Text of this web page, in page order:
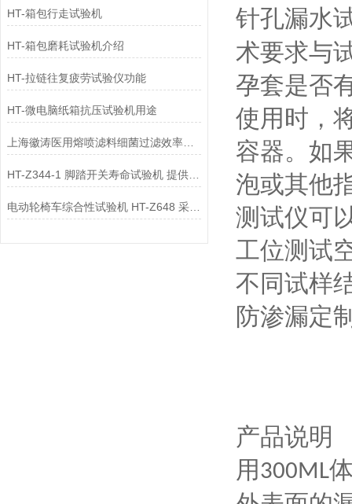
HT-箱包行走试验机
HT-箱包磨耗试验机介绍
HT-拉链往复疲劳试验仪功能
HT-微电脑纸箱抗压试验机用途
上海徽涛医用熔喷滤料细菌过滤效率试验机HT506B工作原理
HT-Z344-1 脚踏开关寿命试验机 提供行业标准测试方案
电动轮椅车综合性试验机 HT-Z648 采样快速稳定
针孔漏水
术要求与
孕套是否
使用时，
容器。如
泡或其他
测试仪可
工位测试
不同试样
防渗漏定
产品说明
用300ML